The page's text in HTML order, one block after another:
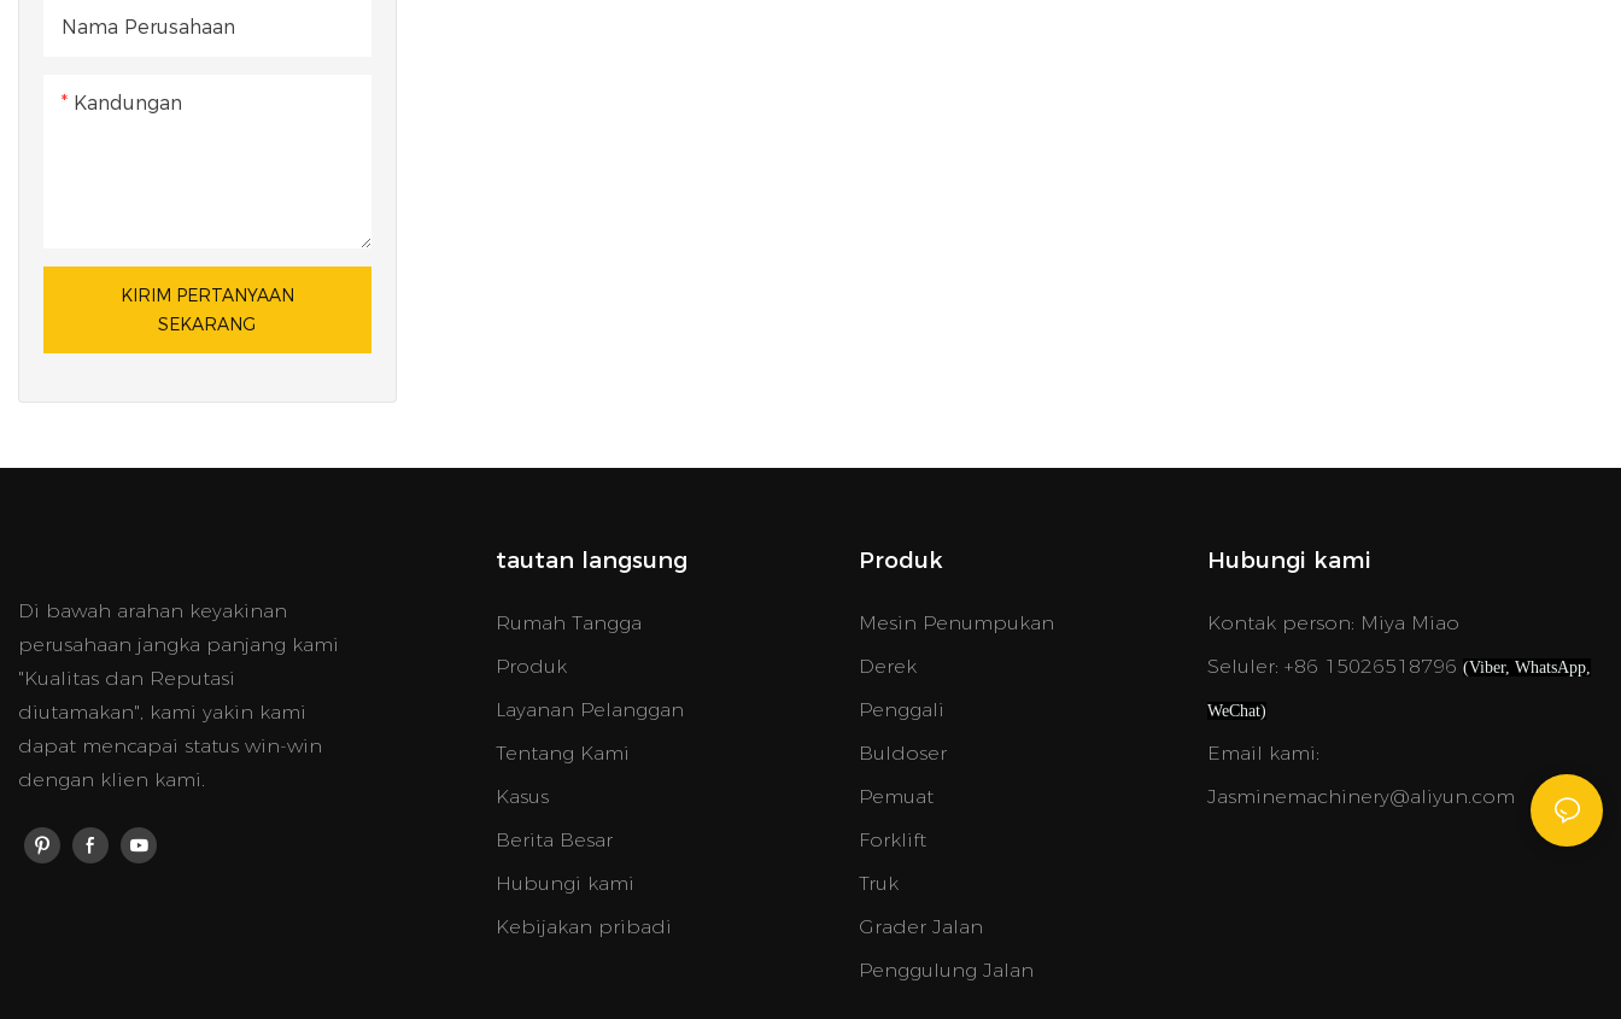
Nama Perusahaan
Kandungan
KIRIM PERTANYAAN
SEKARANG
Di bawah arahan keyakinan
perusahaan jangka panjang kami
"Kualitas dan Reputasi
diutamakan", kami yakin kami
dapat mencapai status win-win
dengan klien kami.
tautan langsung
Rumah Tangga
Produk
Layanan Pelanggan
Tentang Kami
Kasus
Berita Besar
Hubungi kami
Kebijakan pribadi
Produk
Mesin Penumpukan
Derek
Penggali
Buldoser
Pemuat
Forklift
Truk
Grader Jalan
Penggulung Jalan
Hubungi kami
Kontak person: Miya Miao
Seluler: +86 15026518796 (Viber, WhatsApp,
WeChat)
Email kami:
Jasminemachinery@aliyun.com